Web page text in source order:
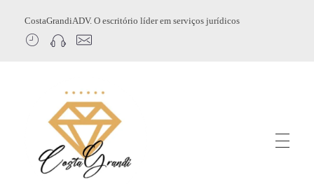
CostaGrandiADV. O escritório líder em serviços jurídicos